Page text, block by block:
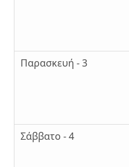
Παρασκευή - 3
Σάββατο - 4